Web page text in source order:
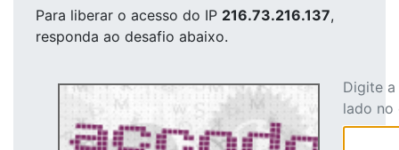
Para liberar o acesso do IP 216.73.216.137,
responda ao desafio abaixo.
Digite
lado no